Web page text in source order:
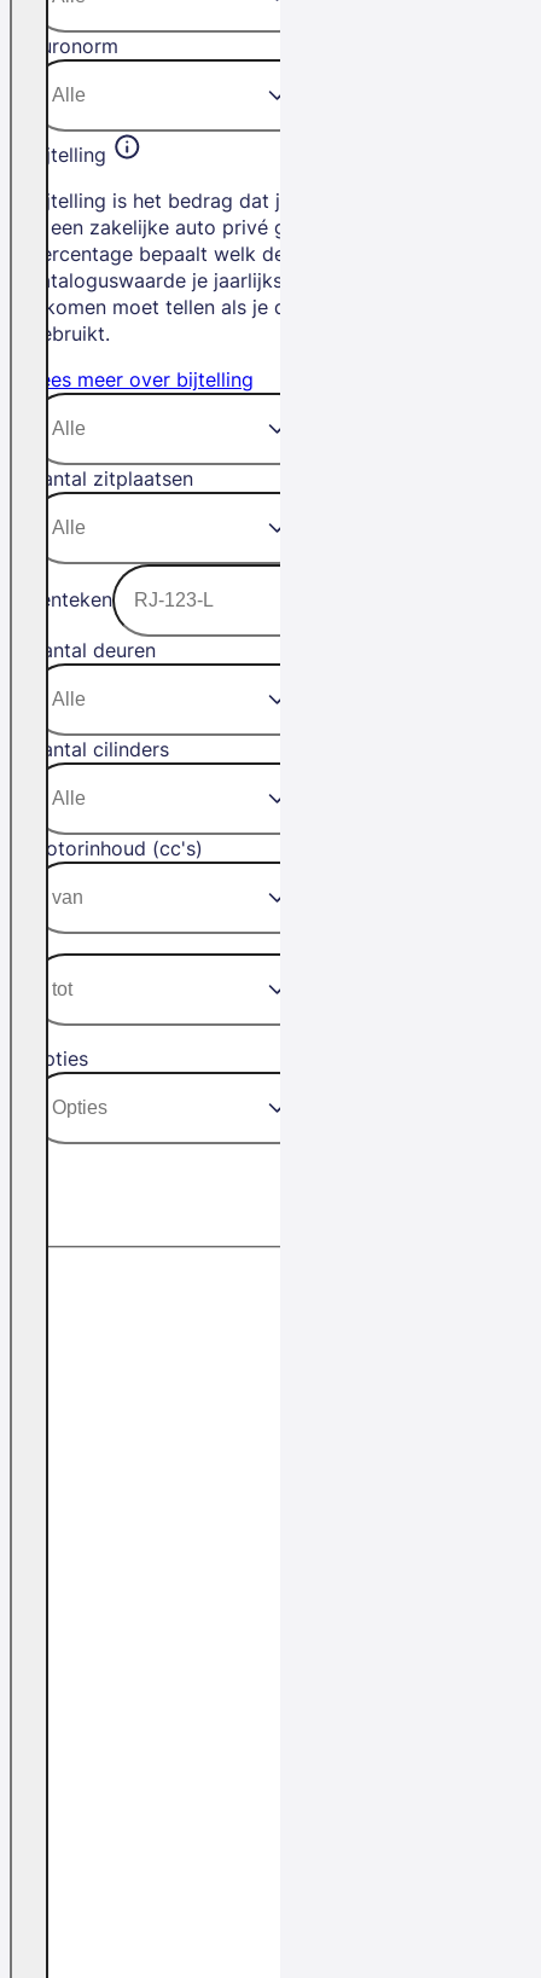
Euronorm
Bijtelling
Bijtelling is het bedrag dat je betaalt als
je een zakelijke auto privé gebruikt. Het
percentage bepaalt welk deel van de
cataloguswaarde je jaarlijks bij je
inkomen moet tellen als je de auto privé
gebruikt.
Lees meer over bijtelling
Aantal zitplaatsen
Kenteken
Aantal deuren
Aantal cilinders
Motorinhoud (cc's)
Opties